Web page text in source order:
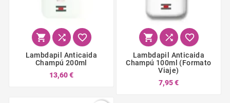
  
Lambdapil Anticaida
Champú 200ml
13,60 €
  
Lambdapil Anticaida
Champú 100ml (formato
Viaje)
7,95 €